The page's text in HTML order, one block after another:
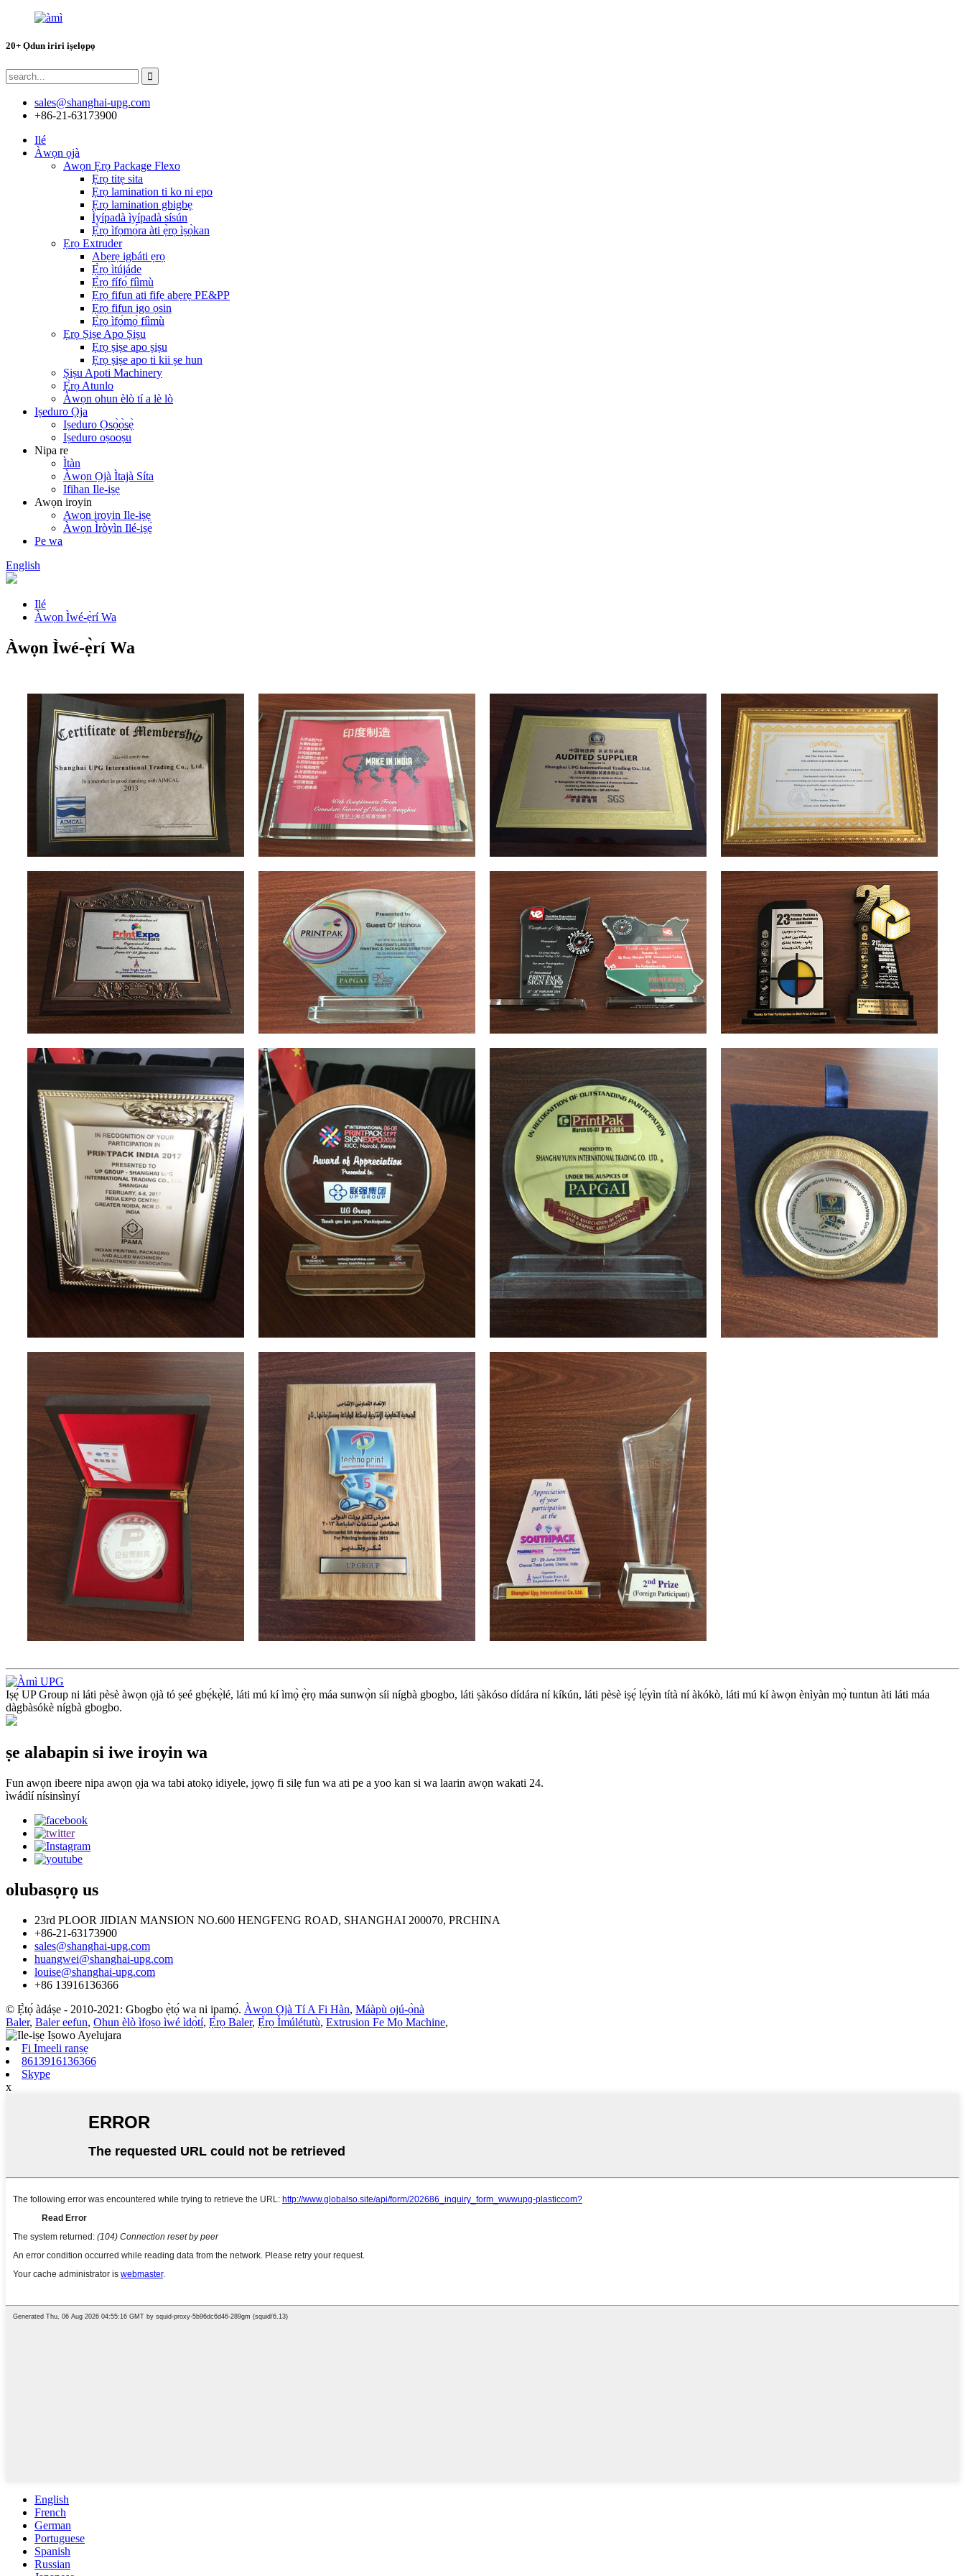
20+ Ọdun iriri iṣelọpọ
sales@shanghai-upg.com
+86-21-63173900
Ilé
Àwọn ọjà
Awọn Ẹrọ Package Flexo
Ẹrọ titẹ sita
Ẹrọ lamination ti ko ni epo
Ẹrọ lamination gbigbẹ
Ìyípadà ìyípadà sísún
Ẹ̀rọ ìfọmọ́ra àti ẹ̀rọ ìṣọ̀kan
Ẹrọ Extruder
Abẹrẹ igbáti ẹrọ
Ẹ̀rọ ìtújáde
Ẹ̀rọ fífọ́ fíìmù
Ẹrọ fifun ati fifẹ abẹrẹ PE&PP
Ẹrọ fifun igo ọsin
Ẹ̀rọ ìfọ́mọ́ fíìmù
Ẹrọ Ṣiṣe Apo Ṣiṣu
Ẹrọ ṣiṣe apo ṣiṣu
Ẹrọ ṣiṣe apo ti kii ṣe hun
Ṣiṣu Apoti Machinery
Ẹ̀rọ Atunlo
Àwọn ohun èlò tí a lè lò
Iṣeduro Ọja
Iṣeduro Ọsọ̀ọ̀sẹ̀
Iṣeduro oṣooṣu
Nipa re
Ìtàn
Àwọn Ọjà Ìtajà Síta
Ifihan Ile-iṣẹ
Awọn iroyin
Awọn iroyin Ile-iṣẹ
Àwọn Ìròyìn Ilé-iṣẹ́
Pe wa
English
Ilé
Àwọn Ìwé-ẹ̀rí Wa
Àwọn Ìwé-ẹ̀rí Wa
Iṣẹ́ UP Group ni láti pèsè àwọn ọjà tó ṣeé gbẹ́kẹ̀lé, láti mú kí ìmọ̀ ẹ̀rọ máa sunwọ̀n síi nígbà gbogbo, láti ṣàkóso dídára ní kíkún, láti pèsè iṣẹ́ lẹ́yìn títà ní àkókò, láti mú kí àwọn ènìyàn mọ̀ tuntun àti láti máa
dàgbàsókè nígbà gbogbo.
ṣe alabapin si iwe iroyin wa
Fun awọn ibeere nipa awọn ọja wa tabi atokọ idiyele, jọwọ fi silẹ fun wa ati pe a yoo kan si wa laarin awọn wakati 24.
ìwádìí nísinsìnyí
olubasọrọ us
23rd PLOOR JIDIAN MANSION NO.600 HENGFENG ROAD, SHANGHAI 200070, PRCHINA
+86-21-63173900
sales@shanghai-upg.com
huangwei@shanghai-upg.com
louise@shanghai-upg.com
+86 13916136366
© Ẹ̀tọ́ àdáṣe - 2010-2021: Gbogbo ẹ̀tọ́ wa ni ipamọ́. Àwọn Ọjà Tí A Fi Hàn, Máàpù ojú-ọ̀nà
Baler, Baler eefun, Ohun èlò ìfọṣọ ìwé ìdọ̀tí, Ẹ̀rọ Baler, Ẹ̀rọ Ìmúlétutù, Extrusion Fe Mọ Machine,
Fi Imeeli ranṣẹ
8613916136366
Skype
x
English
French
German
Portuguese
Spanish
Russian